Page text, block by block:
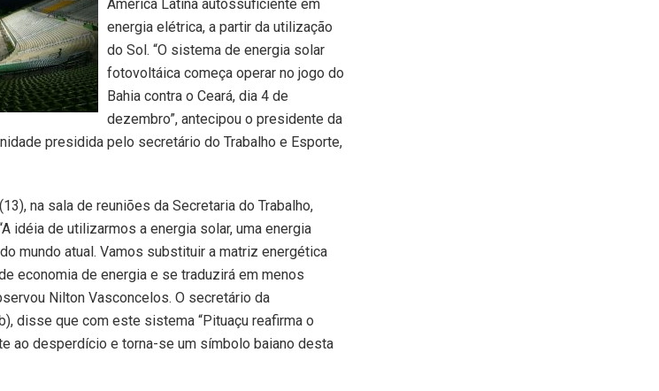
América Latina autossuficiente em
energia elétrica, a partir da utilização
do Sol. “O sistema de energia solar
fotovoltáica começa operar no jogo do
Bahia contra o Ceará, dia 4 de
dezembro”, antecipou o presidente da
presidida pelo secretário do Trabalho e Esporte,
na sala de reuniões da Secretaria do Trabalho,
idéia de utilizarmos a energia solar, uma energia
mundo atual. Vamos substituir a matriz energética
economia de energia e se traduzirá em menos
Nilton Vasconcelos. O secretário da
disse que com este sistema “Pituaçu reafirma o
ao desperdício e torna-se um símbolo baiano desta